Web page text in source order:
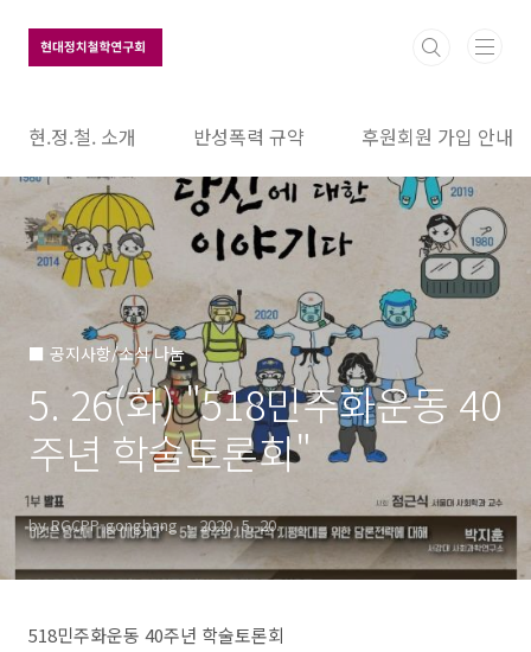
현.정.철. 소개 반성폭력 규약 후원회원 가입 안내
■ 공지사항/소식 나눔
5. 26(화) "518민주화운동 40
주년 학술토론회"
by RGCPP-gongbang 2020. 5. 20.
518민주화운동 40주년 학술토론회